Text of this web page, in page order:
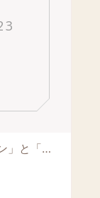
明日9日(木)は「りあんパン」と「りあんふぃーゆ」の塩シフォンケーキ販売日です。心と身体...